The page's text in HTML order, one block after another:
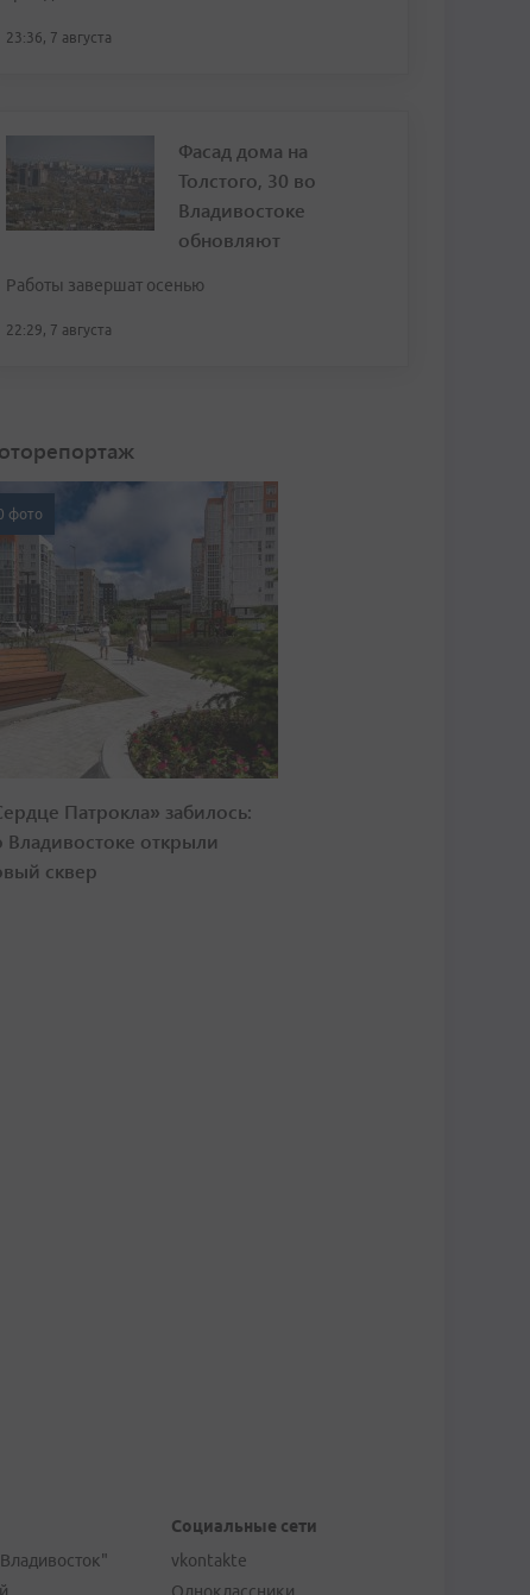
23:36, 7 августа
Фасад дома на
Толстого, 30 во
Владивостоке
обновляют
Работы завершат осенью
22:29, 7 августа
фото
Патрокла» забилось:
Владивостоке открыли
сквер
Социальные сети
vkontakte